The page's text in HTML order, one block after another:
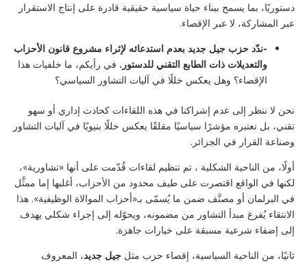
دستوريًا، بما يسمح ببناء حياة سياسية حقيقية قادرة على إنتاج الاستقرار
عبر المشاركة، لا عبر الإقصاء.
-ندّد حزب جيل جديد بعدم استدعائه لإثراء مشروع قانون الأحزاب
والتعديلات ذات الطابع التقني للدستور . في رأيكم، ما خلفيات هذا
الإقصاء؟ وهل يعكس خللًا في آليات التشاور السياسي؟
نحن لا ننظر إلى عدم إشراكنا في هذه اللقاءات كحادث إداري أو سهو
تقني، بل نعتبره مؤشرًا سياسيًا مقلقًا يعكس خللًا بنيويًا في آليات التشاور
وصناعة القرار في الجزائر.
أولًا، من الناحية الشكلية ، تم تنظيم لقاءات قُدّمت على أنها «تشاورية»،
لكنها في الواقع اقتصرت على طيف محدود من الأحزاب، أغلبها إما ممثَّل
في البرلمان أو مصنَّف ضمن ما يُسمّى بـ«أحزاب الموالاة الوظيفية». هذا
الانتقاء يُفرغ مبدأ التشاور من مضمونه، ويحوّله إلى إجراء شكلي يهدف
إلى إضفاء شرعية مسبقة على خيارات جاهزة.
ثانيًا، من الناحية السياسية، إقصاء حزب مثل جيل جديد، المعروف